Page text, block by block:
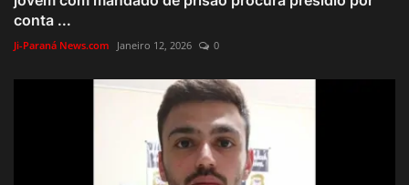
conta ...
Ji-Paraná News.com Janeiro 12, 2026 0